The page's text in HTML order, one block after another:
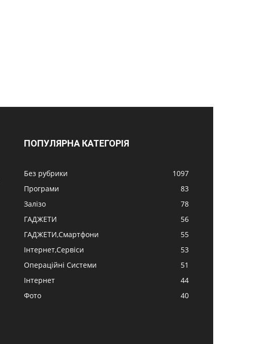
ПОПУЛЯРНА КАТЕГОРІЯ
Без рубрики
1097
Програми
83
Залізо
78
ГАДЖЕТИ
56
ГАДЖЕТИ,Смартфони
55
Інтернет,Сервіси
53
Операційні Системи
51
Інтернет
44
Фото
40